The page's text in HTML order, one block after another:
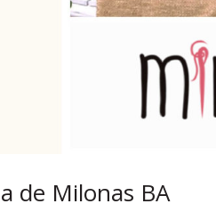
de Milonas BA